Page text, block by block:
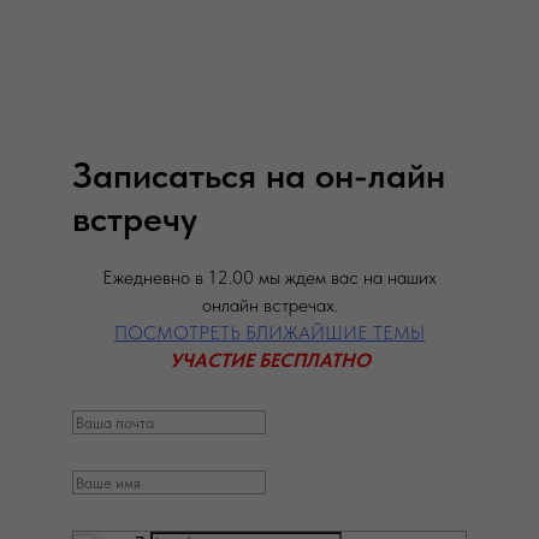
Записаться на он-лайн
встречу
Ежедневно в 12.00 мы ждем вас на наших
онлайн встречах.
ПОСМОТРЕТЬ БЛИЖАЙШИЕ ТЕМЫ
УЧАСТИЕ БЕСПЛАТНО